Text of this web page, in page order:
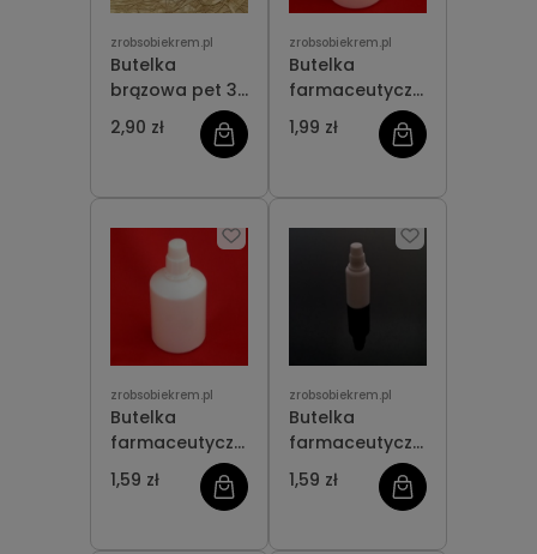
zrobsobiekrem.pl
Butelka
brązowa pet 30
ml z
dozownikiem
2,90 zł
zrobsobiekrem.pl
Butelka
farmaceutyczna
120 ml
1,99 zł
zrobsobiekrem.pl
Butelka
farmaceutyczna
15 ml
1,59 zł
zrobsobiekrem.pl
Butelka
farmaceutyczna
20 ml
1,59 zł